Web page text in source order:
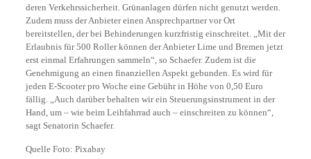
deren Verkehrssicherheit. Grünanlagen dürfen nicht genutzt werden.
Zudem muss der Anbieter einen Ansprechpartner vor Ort
bereitstellen, der bei Behinderungen kurzfristig einschreitet. „Mit der
Erlaubnis für 500 Roller können der Anbieter Lime und Bremen jetzt
erst einmal Erfahrungen sammeln“, so Schaefer. Zudem ist die
Genehmigung an einen finanziellen Aspekt gebunden. Es wird für
jeden E-Scooter pro Woche eine Gebühr in Höhe von 0,50 Euro
fällig. „Auch darüber behalten wir ein Steuerungsinstrument in der
Hand, um – wie beim Leihfahrrad auch – einschreiten zu können“,
sagt Senatorin Schaefer.
Quelle Foto: Pixabay